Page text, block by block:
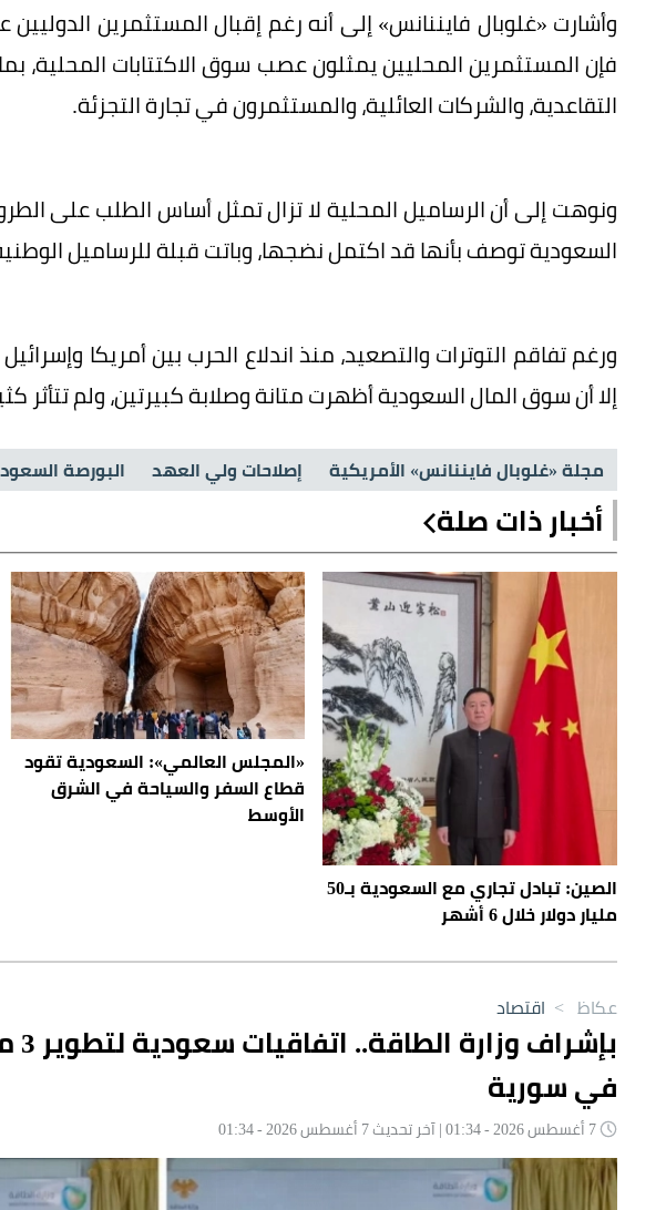
وأشارت «غلوبال فايننانس» إلى أنه رغم إقبال المستثمرين
فإن المستثمرين المحليين يمثلون عصب سوق الاكتتابات المحلية،
التقاعدية، والشركات العائلية، والمستثمرون في تجارة التجزئة.
ونوهت إلى أن الرساميل المحلية لا تزال تمثل أساس الطلب على
السعودية توصف بأنها قد اكتمل نضجها، وباتت قبلة للرساميل
ورغم تفاقم التوترات والتصعيد، منذ اندلاع الحرب بين أمريكا
إلا أن سوق المال السعودية أظهرت متانة وصلابة كبيرتين، ولم تتأثر
مجلة «غلوبال فايننانس» الأمريكية إصلاحات ولي العهد البورصة
أخبار ذات صلة
الصين: تبادل تجاري مع السعودية بـ50
مليار دولار خلال 6 أشهر
«المجلس العالمي»: السعودية تقود
قطاع السفر والسياحة في الشرق
الأوسط
عكاظ > اقتصاد
في سورية